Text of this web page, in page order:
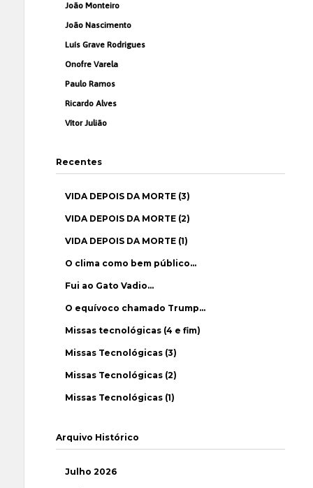
João Monteiro
João Nascimento
Luís Grave Rodrigues
Onofre Varela
Paulo Ramos
Ricardo Alves
Vítor Julião
Recentes
VIDA DEPOIS DA MORTE (3)
VIDA DEPOIS DA MORTE (2)
VIDA DEPOIS DA MORTE (1)
O clima como bem público…
Fui ao Gato Vadio…
O equívoco chamado Trump…
Missas tecnológicas (4 e fim)
Missas Tecnológicas (3)
Missas Tecnológicas (2)
Missas Tecnológicas (1)
Arquivo Histórico
Julho 2026